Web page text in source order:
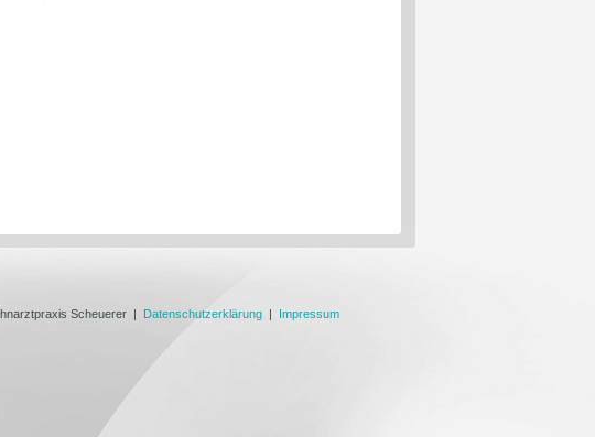
Scheuerer | Datenschutzerklärung | Impressum